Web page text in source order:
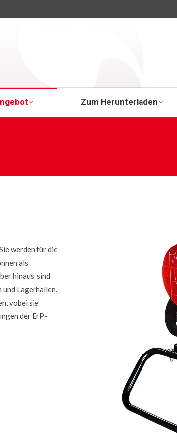
Zum Herunterladen
werden für die
als
hinaus, sind
Lagerhallen.
vobei sie
der ErP-